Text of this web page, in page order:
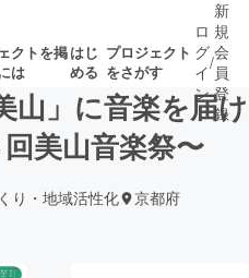
クトを掲
は
はじ
める
プロジェクト
をさがす
募集終了が近いプ
ロジェクト
もうすぐ公開
されます
ロ
グ
イ
ン
/
新
規
会
員
登
録
山」に音楽を届け
美山音楽祭〜
り・地域活性化 京都府